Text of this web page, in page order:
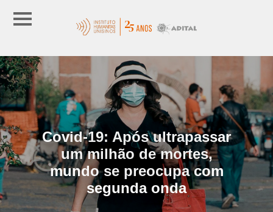
Covid-19: Após ultrapassar
um milhão de mortes,
mundo se preocupa com
segunda onda